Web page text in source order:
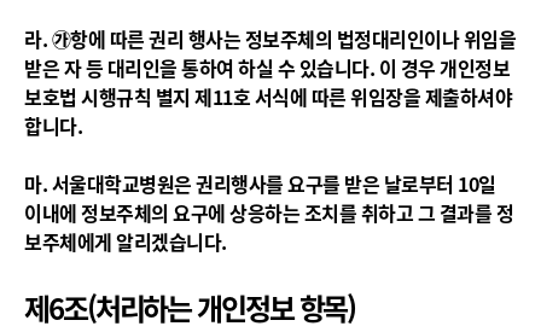
라. ㉮항에 따른 권리 행사는 정보주체의 법정대리인이나 위임을
받은 자 등 대리인을 통하여 하실 수 있습니다. 이 경우 개인정보
보호법 시행규칙 별지 제11호 서식에 따른 위임장을 제출하셔야
합니다.
마. 서울대학교병원은 권리행사를 요구를 받은 날로부터 10일
이내에 정보주체의 요구에 상응하는 조치를 취하고 그 결과를 정
보주체에게 알리겠습니다.
제6조(처리하는 개인정보 항목)